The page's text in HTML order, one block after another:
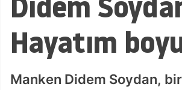
Hayatım
Manken Didem Soydan,